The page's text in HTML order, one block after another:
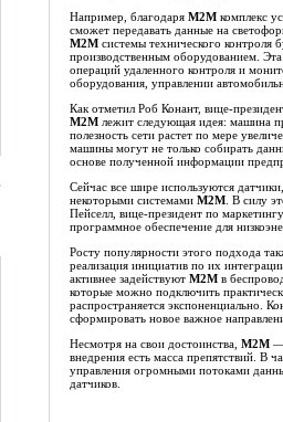
Например, благодаря M2Mкомплекс
сможет передавать данные на
M2Mсистемы технического контроля
производственным оборудованием.
операций удаленного контроля и
оборудования, управлении
Как отметил Роб Конант, вице-
M2Mлежит следующая идея: машина
полезность сети растет по мере
машины могут не только собирать
основе полученной информации
Сейчас все шире используются
некоторыми системами M2M. В силу
Пейселл, вице-президент по
программное обеспечение для
Росту популярности этого подхода
реализация инициатив по их
активнее задействуют M2Mв
которые можно подключить
распространяется экспоненциально.
сформировать новое важное
Несмотря на свои достоинства, M2M—
внедрения есть масса препятствий. В
управления огромными потоками
датчиков.